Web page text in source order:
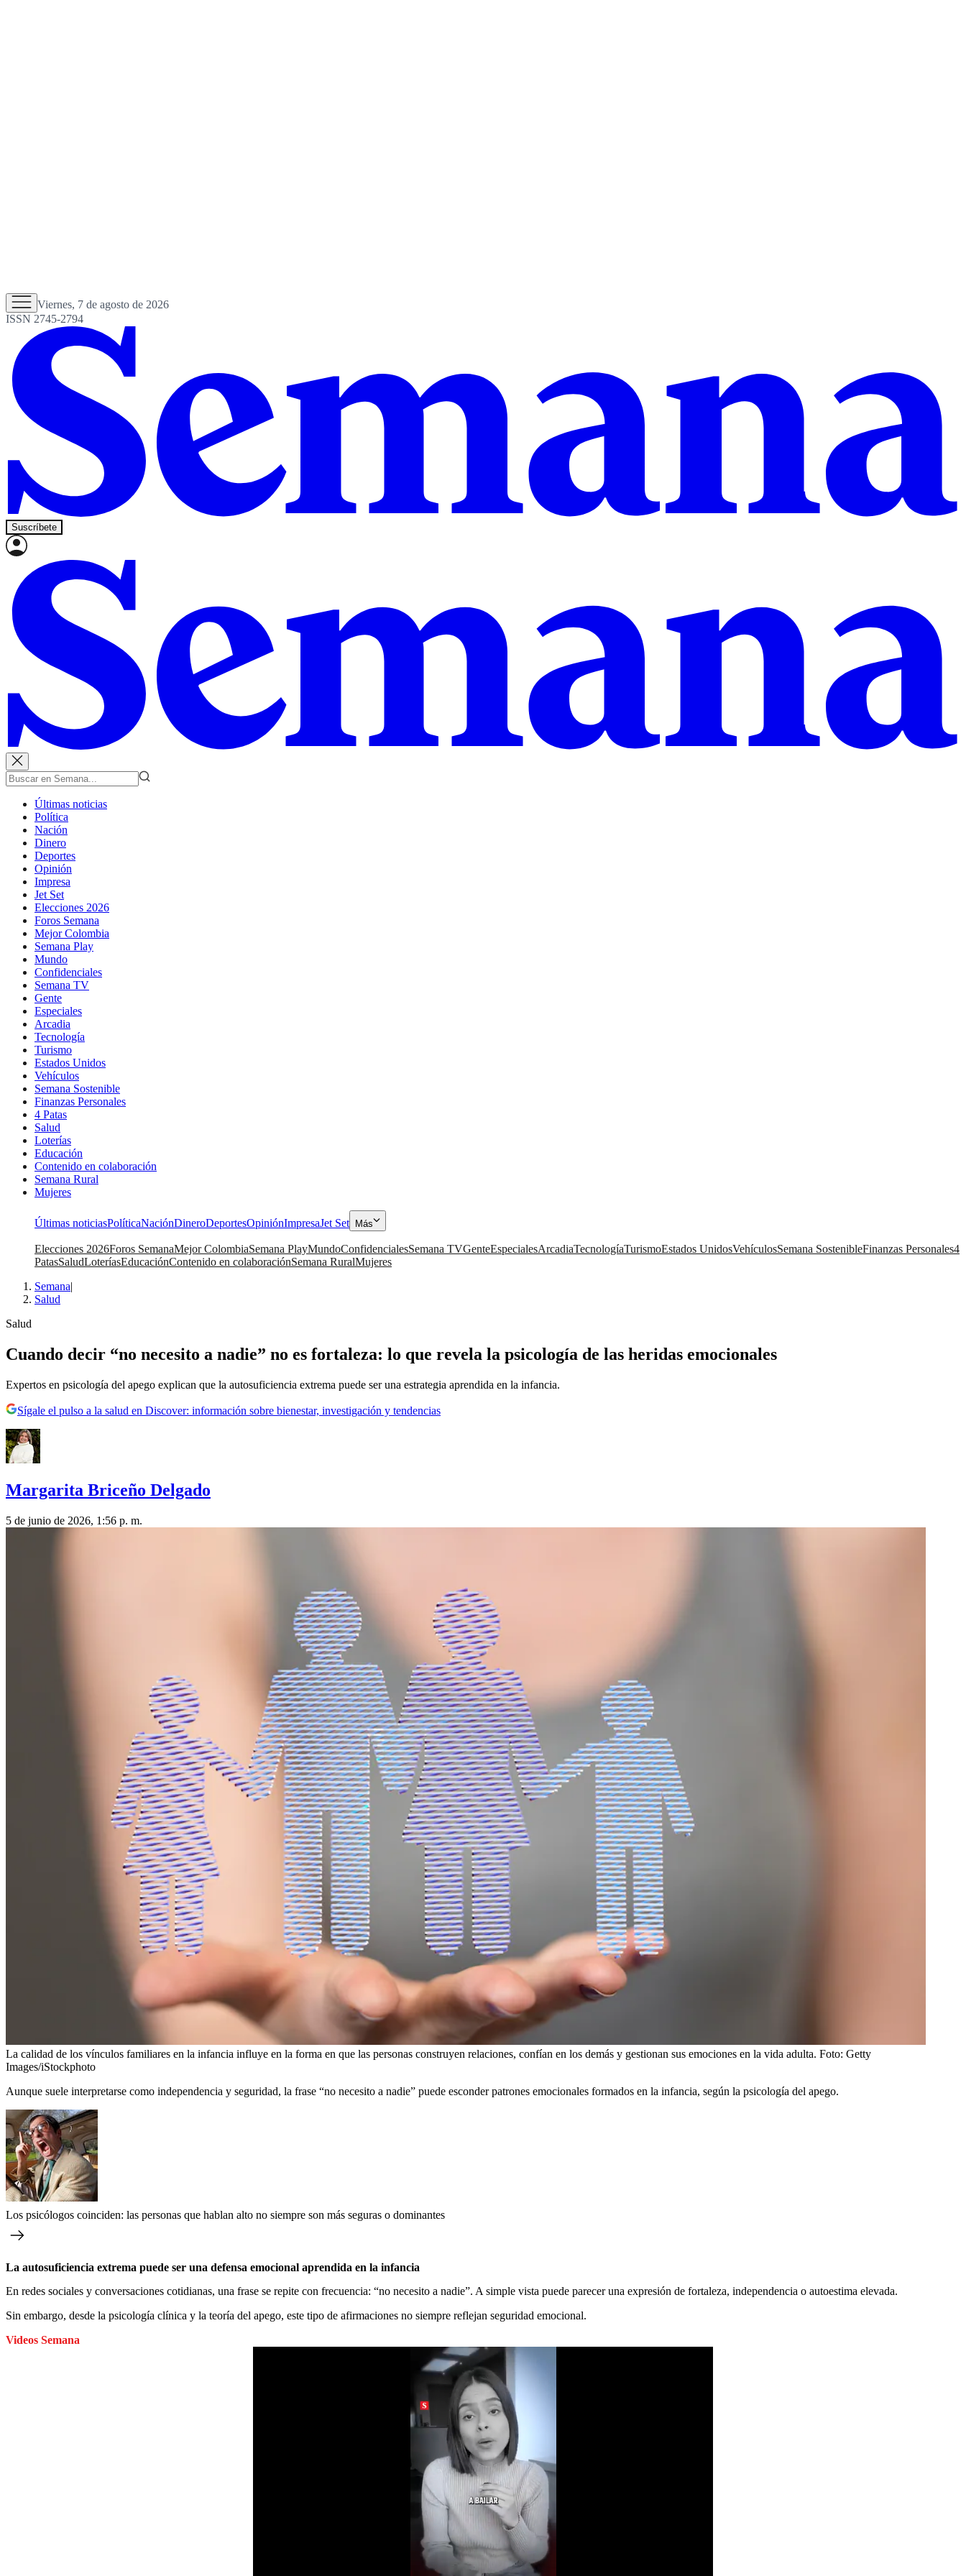
Viernes, 7 de agosto de 2026
ISSN 2745-2794
Suscríbete
Últimas noticias
Política
Nación
Dinero
Deportes
Opinión
Impresa
Jet Set
Elecciones 2026
Foros Semana
Mejor Colombia
Semana Play
Mundo
Confidenciales
Semana TV
Gente
Especiales
Arcadia
Tecnología
Turismo
Estados Unidos
Vehículos
Semana Sostenible
Finanzas Personales
4 Patas
Salud
Loterías
Educación
Contenido en colaboración
Semana Rural
Mujeres
Últimas noticiasPolíticaNaciónDineroDeportesOpiniónImpresaJet Set Más
Elecciones 2026Foros SemanaMejor ColombiaSemana PlayMundoConfidencialesSemana TVGenteEspecialesArcadiaTecnologíaTurismoEstados UnidosVehículosSemana SostenibleFinanzas Personales4
PatasSaludLoteríasEducaciónContenido en colaboraciónSemana RuralMujeres
Semana|
Salud
Salud
Cuando decir “no necesito a nadie” no es fortaleza: lo que revela la psicología de las heridas emocionales
Expertos en psicología del apego explican que la autosuficiencia extrema puede ser una estrategia aprendida en la infancia.
Sígale el pulso a la salud en Discover: información sobre bienestar, investigación y tendencias
Margarita Briceño Delgado
5 de junio de 2026, 1:56 p. m.
La calidad de los vínculos familiares en la infancia influye en la forma en que las personas construyen relaciones, confían en los demás y gestionan sus emociones en la vida adulta. Foto: Getty
Images/iStockphoto
Aunque suele interpretarse como independencia y seguridad, la frase “no necesito a nadie” puede esconder patrones emocionales formados en la infancia, según la psicología del apego.
Los psicólogos coinciden: las personas que hablan alto no siempre son más seguras o dominantes
La autosuficiencia extrema puede ser una defensa emocional aprendida en la infancia
En redes sociales y conversaciones cotidianas, una frase se repite con frecuencia: “no necesito a nadie”. A simple vista puede parecer una expresión de fortaleza, independencia o autoestima elevada.
Sin embargo, desde la psicología clínica y la teoría del apego, este tipo de afirmaciones no siempre reflejan seguridad emocional.
Videos Semana